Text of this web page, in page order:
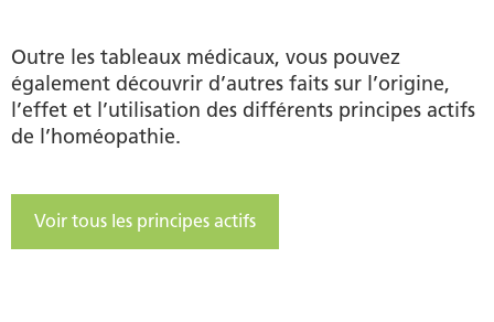
Outre les tableaux médicaux, vous pouvez
également découvrir d’autres faits sur l’origine,
l’effet et l’utilisation des différents principes actifs
de l’homéopathie.
Voir tous les principes actifs